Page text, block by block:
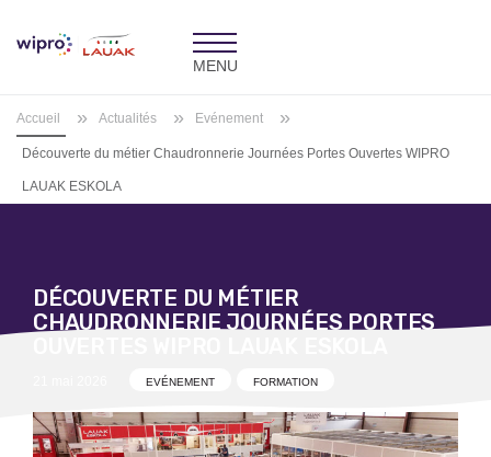
Toggle
navigation
Accueil » Actualités » Evénement »
Découverte du métier Chaudronnerie Journées Portes Ouvertes WIPRO
LAUAK ESKOLA
DÉCOUVERTE DU MÉTIER
CHAUDRONNERIE JOURNÉES PORTES
EVÉNEMENT FORMATION